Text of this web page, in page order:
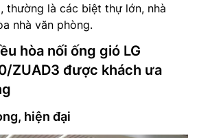
thường là các biệt thự lớn, nhà
nhà văn phòng.
hòa nối ống gió LG
ZUAD3 được khách ưa
hiện đại